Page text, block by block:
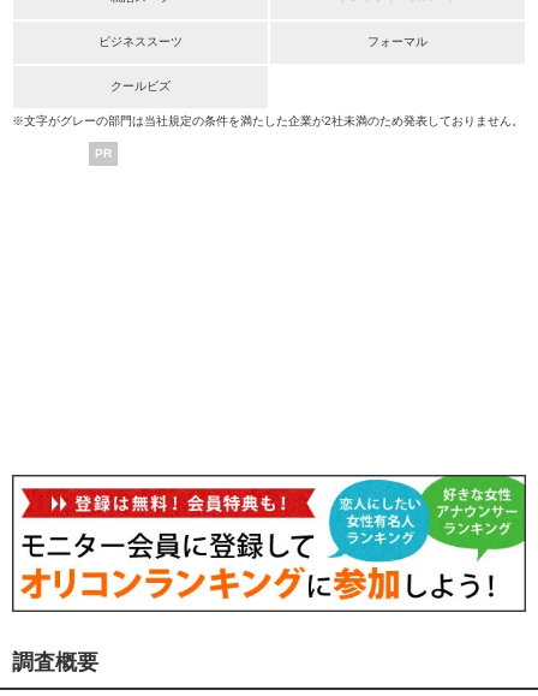
ビジネススーツ フォーマル
クールビズ
※文字がグレーの部門は当社規定の条件を満たした企業が2社未満のため発表しておりません。
PR
調査概要